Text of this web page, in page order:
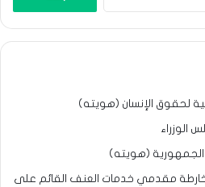
لحقوق الإنسان (هويته)
الوزراء
(هويته)
نتائح خارطة مقدمي خدمات العنف القائم على